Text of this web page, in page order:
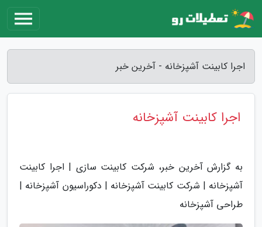
اجرا کابینت آشپزخانه - آخرین خبر
اجرا کابینت آشپزخانه
به گزارش آخرین خبر، شرکت کابینت سازی | اجرا کابینت
آشپزخانه | شرکت کابینت آشپزخانه | دکوراسیون آشپزخانه |
طراحی آشپزخانه